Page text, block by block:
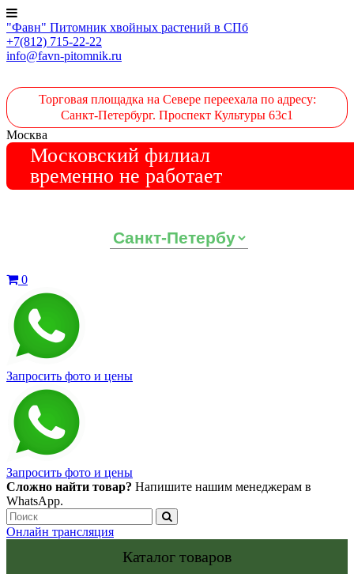
"Фавн" Питомник хвойных растений в СПб
+7(812) 715-22-22
info@favn-pitomnik.ru
Торговая площадка на Севере переехала по адресу:
Санкт-Петербург. Проспект Культуры 63с1
Москва
Московский филиал
временно не работает
0
Запросить фото и цены
Запросить фото и цены
Сложно найти товар? Напишите нашим менеджерам в
WhatsApp.
Онлайн трансляция
Каталог товаров